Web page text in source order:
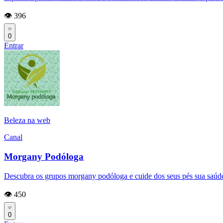
👁️ 396
0
Entrar
Beleza na web
Canal
Morgany Podóloga
Descubra os grupos morgany podóloga e cuide dos seus pés sua
👁️ 450
0